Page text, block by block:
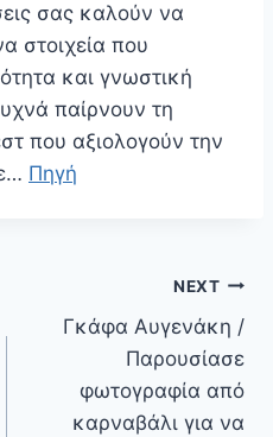
σας καλούν να
στοιχεία που
και γνωστική
παίρνουν τη
που αξιολογούν την
Πηγή
NEXT
Γκάφα Αυγενάκη /
Παρουσίασε
φωτογραφία από
καρναβάλι για να